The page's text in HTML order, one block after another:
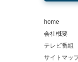
home
会社概要
テレビ番組
サイトマッ